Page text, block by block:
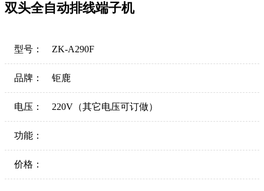
双头全自动排线端子机
型号： ZK-A290F
品牌： 钜鹿
电压： 220V（其它电压可订做）
功能：
价格：